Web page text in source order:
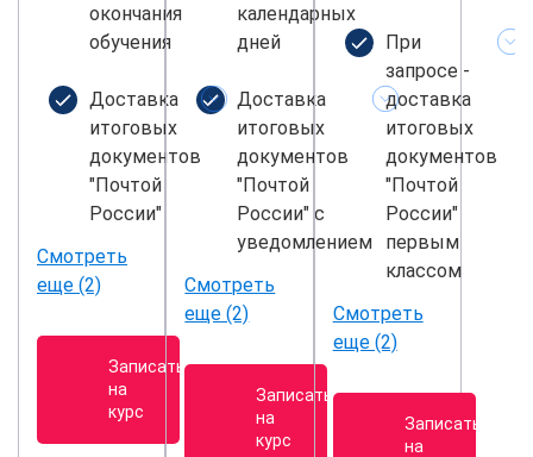
окончания
обучения
Доставка
итоговых
документов
"Почтой
России"
Смотреть
еще (2)
Записаться
на
курс
календарных
дней
Доставка
итоговых
документов
"Почтой
России" с
уведомлением
Смотреть
еще (2)
Записаться
на
курс
При
запросе -
доставка
итоговых
документов
"Почтой
России"
первым
классом
Смотреть
еще (2)
Записаться
на